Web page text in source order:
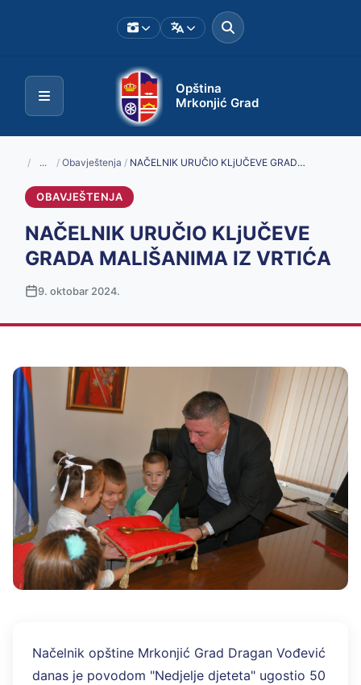
Opština
Mrkonjić Grad
/ ... / Obavještenja / NAČELNIK URUČIO KLjUČEVE GRADA MALIŠANIMA IZ VRTIĆA
OBAVJEŠTENJA
NAČELNIK URUČIO KLjUČEVE
GRADA MALIŠANIMA IZ VRTIĆA
9. oktobar 2024.
Načelnik opštine Mrkonjić Grad Dragan Vođević
danas je povodom "Nedjelje djeteta" ugostio 50